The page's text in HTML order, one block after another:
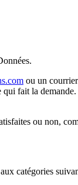
ou un
fait la
ou non,
catégories